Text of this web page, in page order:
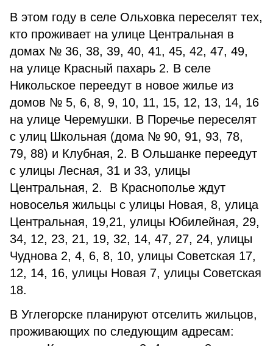
В этом году в селе Ольховка переселят тех,
кто проживает на улице Центральная в
домах № 36, 38, 39, 40, 41, 45, 42, 47, 49,
на улице Красный пахарь 2. В селе
Никольское переедут в новое жилье из
домов № 5, 6, 8, 9, 10, 11, 15, 12, 13, 14, 16
на улице Черемушки. В Поречье переселят
с улиц Школьная (дома № 90, 91, 93, 78,
79, 88) и Клубная, 2. В Ольшанке переедут
с улицы Лесная, 31 и 33, улицы
Центральная, 2. В Краснополье ждут
новоселья жильцы с улицы Новая, 8, улица
Центральная, 19,21, улицы Юбилейная, 29,
34, 12, 23, 21, 19, 32, 14, 47, 27, 24, улицы
Чуднова 2, 4, 6, 8, 10, улицы Советская 17,
12, 14, 16, улицы Новая 7, улицы Советская
18.
В Углегорске планируют отселить жильцов,
проживающих по следующим адресам: